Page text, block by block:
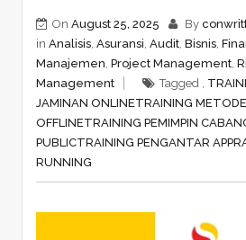
On August 25, 2025 By
in Analisis, Asuransi, Audit, Bisnis,
Manajemen, Project Management,
Management
Tagged ,
JAMINAN ONLINETRAINING
OFFLINETRAINING PEMIMPIN
PUBLICTRAINING PENGANTAR
RUNNING